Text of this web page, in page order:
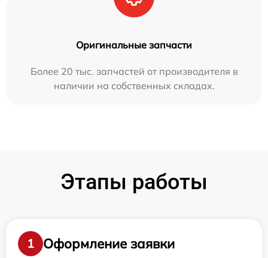
Оригинальные запчасти
Более 20 тыс. запчастей от производителя в
наличии на собственных складах.
Этапы работы
1
Оформление заявки